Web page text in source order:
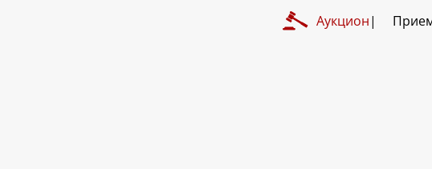
Аукцион